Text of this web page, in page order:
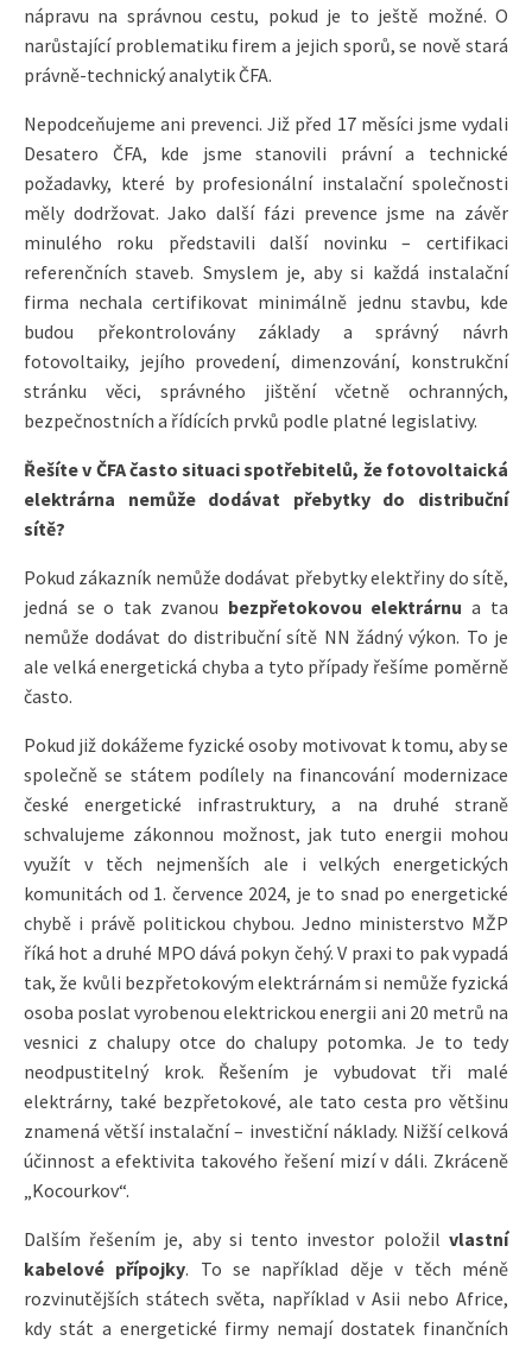
nápravu na správnou cestu, pokud je to ještě možné. O
narůstající problematiku firem a jejich sporů, se nově stará
právně-technický analytik ČFA.
Nepodceňujeme ani prevenci. Již před 17 měsíci jsme vydali
Desatero ČFA, kde jsme stanovili právní a technické
požadavky, které by profesionální instalační společnosti
měly dodržovat. Jako další fázi prevence jsme na závěr
minulého roku představili další novinku – certifikaci
referenčních staveb. Smyslem je, aby si každá instalační
firma nechala certifikovat minimálně jednu stavbu, kde
budou překontrolovány základy a správný návrh
fotovoltaiky, jejího provedení, dimenzování, konstrukční
stránku věci, správného jištění včetně ochranných,
bezpečnostních a řídících prvků podle platné legislativy.
Řešíte v ČFA často situaci spotřebitelů, že fotovoltaická
elektrárna nemůže dodávat přebytky do distribuční
sítě?
Pokud zákazník nemůže dodávat přebytky elektřiny do sítě,
jedná se o tak zvanou bezpřetokovou elektrárnu a ta
nemůže dodávat do distribuční sítě NN žádný výkon. To je
ale velká energetická chyba a tyto případy řešíme poměrně
často.
Pokud již dokážeme fyzické osoby motivovat k tomu, aby se
společně se státem podílely na financování modernizace
české energetické infrastruktury, a na druhé straně
schvalujeme zákonnou možnost, jak tuto energii mohou
využít v těch nejmenších ale i velkých energetických
komunitách od 1. července 2024, je to snad po energetické
chybě i právě politickou chybou. Jedno ministerstvo MŽP
říká hot a druhé MPO dává pokyn čehý. V praxi to pak vypadá
tak, že kvůli bezpřetokovým elektrárnám si nemůže fyzická
osoba poslat vyrobenou elektrickou energii ani 20 metrů na
vesnici z chalupy otce do chalupy potomka. Je to tedy
neodpustitelný krok. Řešením je vybudovat tři malé
elektrárny, také bezpřetokové, ale tato cesta pro většinu
znamená větší instalační – investiční náklady. Nižší celková
účinnost a efektivita takového řešení mizí v dáli. Zkráceně
„Kocourkov“.
Dalším řešením je, aby si tento investor položil vlastní
kabelové přípojky. To se například děje v těch méně
rozvinutějších státech světa, například v Asii nebo Africe,
kdy stát a energetické firmy nemají dostatek finančních